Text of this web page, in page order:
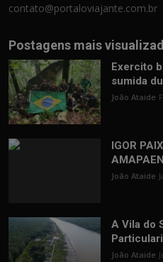
contato@portaloviajante.com.br
Postagens mais
Exercito
sumida
João Ataide
IGOR
João Ataide
A Vila do
João Ataide